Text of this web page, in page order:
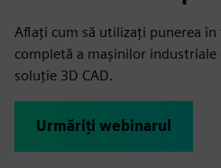
Aflați cum să utilizați punerea
completă a mașinilor
soluție 3D CAD.
Urmăriți webinarul